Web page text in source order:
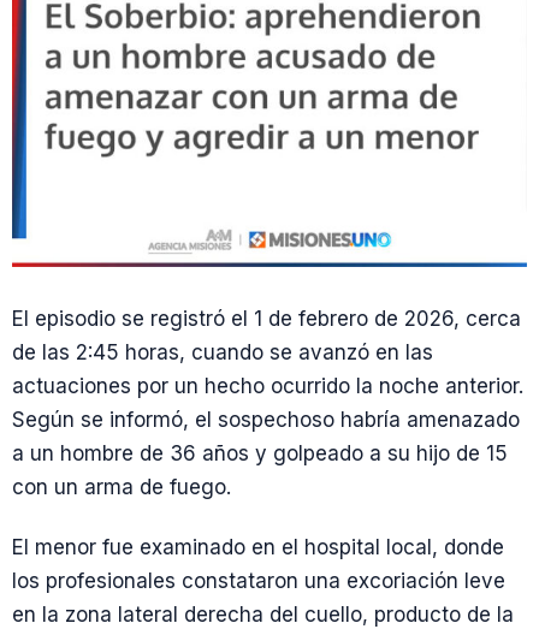
El episodio se registró el 1 de febrero de 2026, cerca
de las 2:45 horas, cuando se avanzó en las
actuaciones por un hecho ocurrido la noche anterior.
Según se informó, el sospechoso habría amenazado
a un hombre de 36 años y golpeado a su hijo de 15
con un arma de fuego.
El menor fue examinado en el hospital local, donde
los profesionales constataron una excoriación leve
en la zona lateral derecha del cuello, producto de la